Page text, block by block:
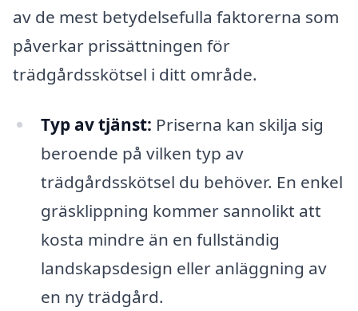
av de mest betydelsefulla faktorerna som
påverkar prissättningen för
trädgårdsskötsel i ditt område.
Typ av tjänst: Priserna kan skilja sig
beroende på vilken typ av
trädgårdsskötsel du behöver. En enkel
gräsklippning kommer sannolikt att
kosta mindre än en fullständig
landskapsdesign eller anläggning av
en ny trädgård.